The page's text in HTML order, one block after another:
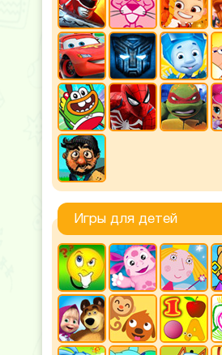
Игры для детей